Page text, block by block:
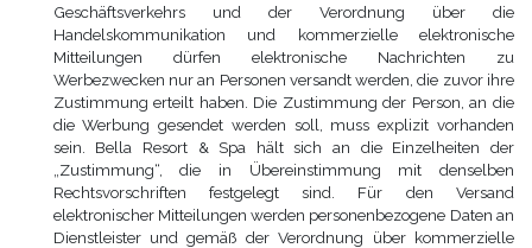
Geschäftsverkehrs und der Verordnung über die
Handelskommunikation und kommerzielle elektronische
Mitteilungen dürfen elektronische Nachrichten zu
Werbezwecken nur an Personen versandt werden, die zuvor ihre
Zustimmung erteilt haben. Die Zustimmung der Person, an die
die Werbung gesendet werden soll, muss explizit vorhanden
sein. Bella Resort & Spa hält sich an die Einzelheiten der
„Zustimmung“, die in Übereinstimmung mit denselben
Rechtsvorschriften festgelegt sind. Für den Versand
elektronischer Mitteilungen werden personenbezogene Daten an
Dienstleister und gemäß der Verordnung über kommerzielle